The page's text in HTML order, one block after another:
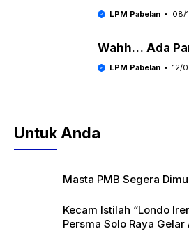
LPM Pabelan 08/
Wahh… Ada
LPM Pabelan 12/
Untuk Anda
Masta PMB Segera
Kecam Istilah “Londo
Persma Solo Raya Gelar